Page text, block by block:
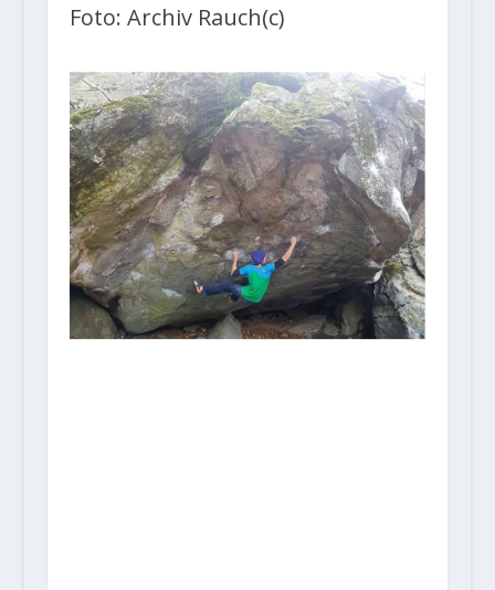
Foto: Archiv Rauch(c)